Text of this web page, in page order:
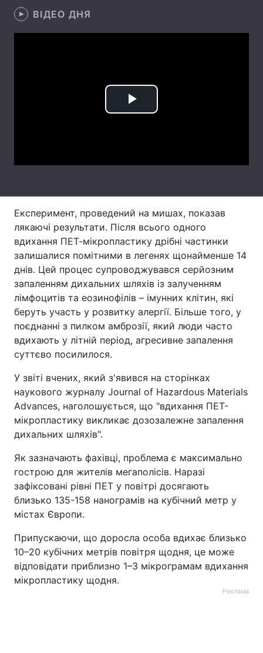
Інтерв'ю
Архів Вакансії
ВІДЕО ДНЯ
Play
Експеримент, проведений на мишах, показав
лякаючі результати. Після всього одного
вдихання ПЕТ-мікропластику дрібні частинки
залишалися помітними в легенях щонайменше 14
днів. Цей процес супроводжувався серйозним
запаленням дихальних шляхів із залученням
лімфоцитів та еозинофілів – імунних клітин, які
беруть участь у розвитку алергії. Більше того, у
поєднанні з пилком амброзії, який люди часто
вдихають у літній період, агресивне запалення
суттєво посилилося.
У звіті вчених, який з'явився на сторінках
наукового журналу Journal of Hazardous Materials
Advances, наголошується, що "вдихання ПЕТ-
мікропластику викликає дозозалежне запалення
дихальних шляхів".
Як зазначають фахівці, проблема є максимально
гострою для жителів мегаполісів. Наразі
зафіксовані рівні ПЕТ у повітрі досягають
близько 135-158 нанограмів на кубічний метр у
містах Європи.
Припускаючи, що доросла особа вдихає близько
10–20 кубічних метрів повітря щодня, це може
відповідати приблизно 1–3 мікрограмам вдихання
мікропластику щодня.
Реклама